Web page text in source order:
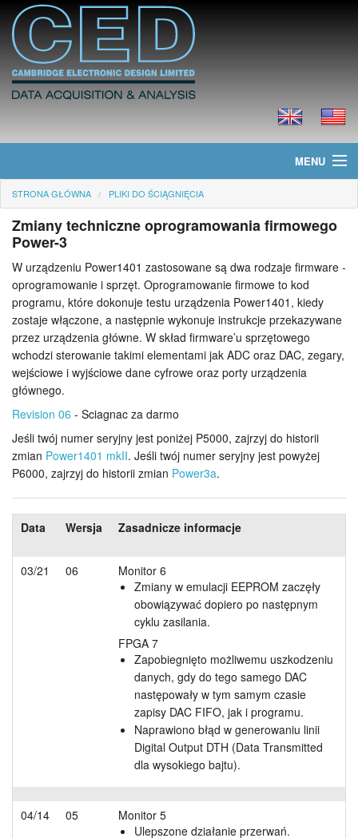
MENU
Strona główna
Informacje
Produkty
Cennik
Pliki do ściągnięcia
Samouczki
Wsparcie
Dealerzy
STRONA GŁÓWNA PLIKI DO ŚCIĄGNIĘCIA
Zmiany techniczne oprogramowania firmowego
Power-3
W urządzeniu Power1401 zastosowane są dwa rodzaje firmware -
oprogramowanie i sprzęt. Oprogramowanie firmowe to kod
programu, które dokonuje testu urządzenia Power1401, kiedy
zostaje włączone, a następnie wykonuje instrukcje przekazywane
przez urządzenia główne. W skład firmware’u sprzętowego
wchodzi sterowanie takimi elementami jak ADC oraz DAC, zegary,
wejściowe i wyjściowe dane cyfrowe oraz porty urządzenia
głównego.
Revision 06 - Sciagnac za darmo
Jeśli twój numer seryjny jest poniżej P5000, zajrzyj do historii
zmian Power1401 mkII. Jeśli twój numer seryjny jest powyżej
P6000, zajrzyj do historii zmian Power3a.
Data Wersja Zasadnicze informacje
03/21 06
Monitor 6
Zmiany w emulacji EEPROM zaczęły
obowiązywać dopiero po następnym
cyklu zasilania.
FPGA 7
Zapobiegnięto możliwemu uszkodzeniu
danych, gdy do tego samego DAC
następowały w tym samym czasie
zapisy DAC FIFO, jak i programu.
Naprawiono błąd w generowaniu linii
Digital Output DTH (Data Transmitted
dla wysokiego bajtu).
04/14 05
Monitor 5
Ulepszone działanie przerwań.